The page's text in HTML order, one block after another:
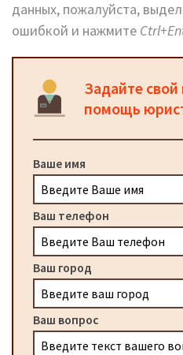
данных, пожалуйста,
ошибкой и нажмите
Задайте
помощь
Ваше имя
Ваш телефон
Ваш город
Ваш вопрос